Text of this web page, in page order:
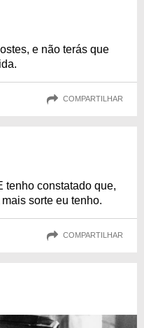
e não terás que
COMPARTILHAR
tenho constatado que,
sorte eu tenho.
COMPARTILHAR